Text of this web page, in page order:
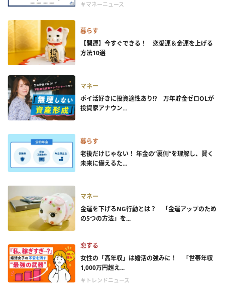
＃マネーニュース
暮らす
【開運】今すぐできる！ 恋愛運＆金運を上げる
方法10選
マネー
ポイ活好きに投資適性あり!? 万年貯金ゼロOLが
投資家アナウン...
暮らす
老後だけじゃない！ 年金の”裏側”を理解し、賢く
未来に備えるた...
マネー
金運を下げるNG行動とは？ 「金運アップのため
の5つの方法」を...
恋する
女性の「高年収」は婚活の強みに！ 「世帯年収
1,000万円超え...
＃トレンドニュース